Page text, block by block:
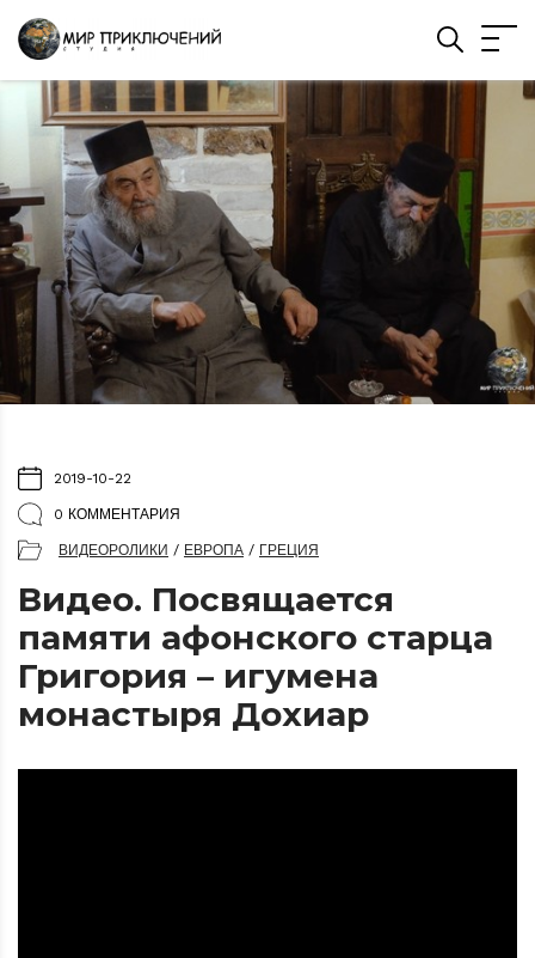
2019-10-22
0 КОММЕНТАРИЯ
ВИДЕОРОЛИКИ / ЕВРОПА / ГРЕЦИЯ
Видео. Посвящается
памяти афонского старца
Григория – игумена
монастыря Дохиар